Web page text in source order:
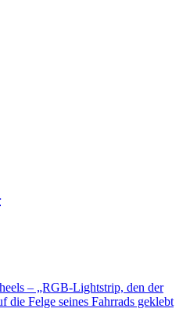
– „RGB-Lightstrip, den der
die Felge seines Fahrrads geklebt